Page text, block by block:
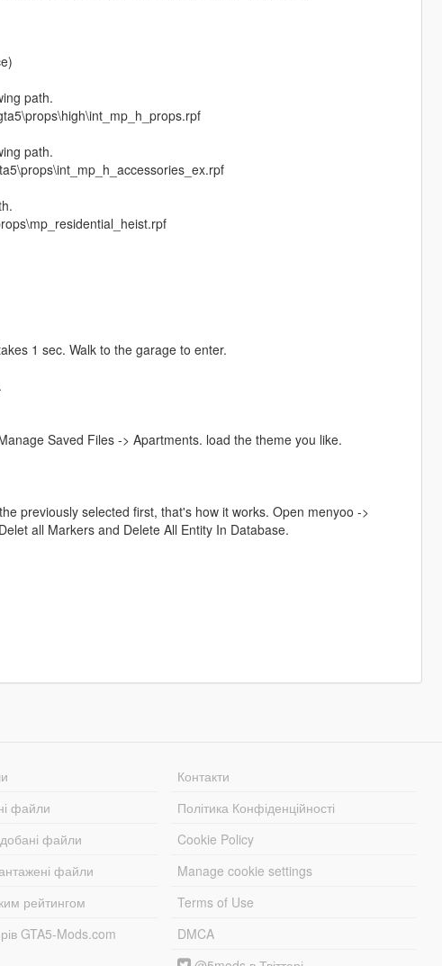
path.
path.
1 sec. Walk to the garage to enter.
Saved Files -> Apartments. load the theme you like.
previously selected first, that's how it works. Open menyoo ->
all Markers and Delete All Entity In Database.
файли
файли
файли
рейтингом
GTA5-Mods.com
Контакти
Політика Конфіденційності
Cookie Policy
Manage cookie settings
Terms of Use
DMCA